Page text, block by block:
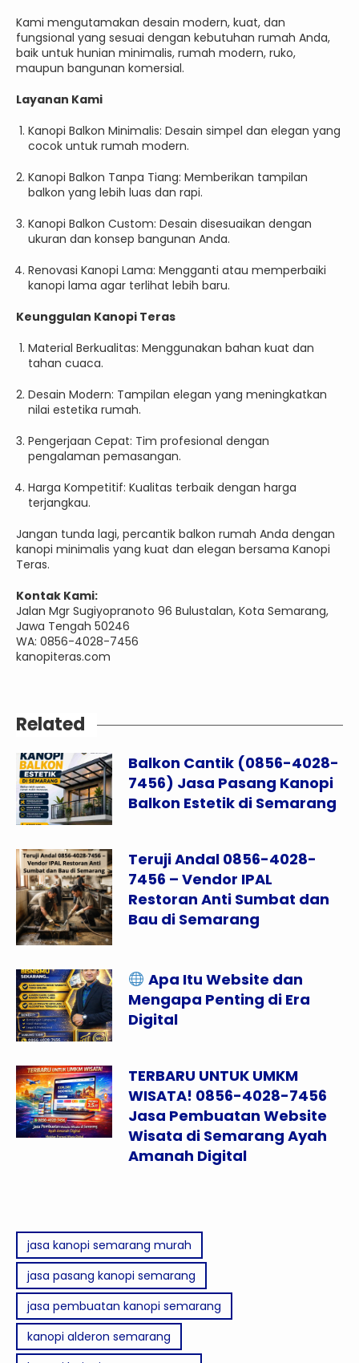
Kami mengutamakan desain modern, kuat, dan
fungsional yang sesuai dengan kebutuhan rumah Anda,
baik untuk hunian minimalis, rumah modern, ruko,
maupun bangunan komersial.
Layanan Kami
Kanopi Balkon Minimalis: Desain simpel dan elegan yang
cocok untuk rumah modern.
Kanopi Balkon Tanpa Tiang: Memberikan tampilan
balkon yang lebih luas dan rapi.
Kanopi Balkon Custom: Desain disesuaikan dengan
ukuran dan konsep bangunan Anda.
Renovasi Kanopi Lama: Mengganti atau memperbaiki
kanopi lama agar terlihat lebih baru.
Keunggulan Kanopi Teras
Material Berkualitas: Menggunakan bahan kuat dan
tahan cuaca.
Desain Modern: Tampilan elegan yang meningkatkan
nilai estetika rumah.
Pengerjaan Cepat: Tim profesional dengan
pengalaman pemasangan.
Harga Kompetitif: Kualitas terbaik dengan harga
terjangkau.
Jangan tunda lagi, percantik balkon rumah Anda dengan
kanopi minimalis yang kuat dan elegan bersama Kanopi
Teras.
Kontak Kami:
Jalan Mgr Sugiyopranoto 96 Bulustalan, Kota Semarang,
Jawa Tengah 50246
WA: 0856-4028-7456
kanopiteras.com
Related
Balkon Cantik (0856-4028-
7456) Jasa Pasang Kanopi
Balkon Estetik di Semarang
Teruji Andal 0856-4028-
7456 – Vendor IPAL
Restoran Anti Sumbat dan
Bau di Semarang
Apa Itu Website dan
Mengapa Penting di Era
Digital
TERBARU UNTUK UMKM
WISATA! 0856-4028-7456
Jasa Pembuatan Website
Wisata di Semarang Ayah
Amanah Digital
jasa kanopi semarang murah
jasa pasang kanopi semarang
jasa pembuatan kanopi semarang
kanopi alderon semarang